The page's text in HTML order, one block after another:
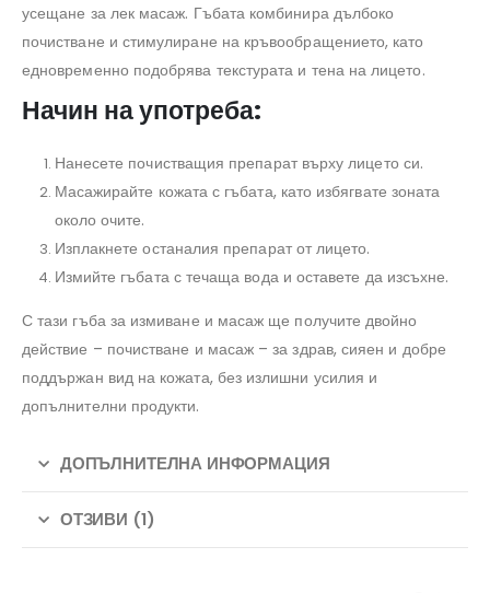
усещане за лек масаж. Гъбата комбинира дълбоко
почистване и стимулиране на кръвообращението, като
едновременно подобрява текстурата и тена на лицето.
Начин на употреба:
Нанесете почистващия препарат върху лицето си.
Масажирайте кожата с гъбата, като избягвате зоната
около очите.
Изплакнете останалия препарат от лицето.
Измийте гъбата с течаща вода и оставете да изсъхне.
С тази гъба за измиване и масаж ще получите двойно
действие – почистване и масаж – за здрав, сияен и добре
поддържан вид на кожата, без излишни усилия и
допълнителни продукти.
ДОПЪЛНИТЕЛНА ИНФОРМАЦИЯ
ОТЗИВИ (1)